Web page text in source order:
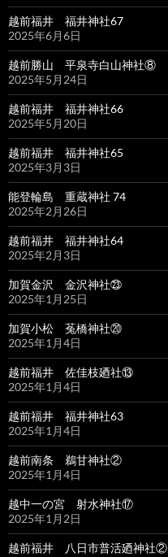
越前福井 福井神社67
2025年6月6日
越前勝山 平泉寺白山神社⑧
2025年5月24日
越前福井 福井神社66
2025年5月20日
越前福井 福井神社65
2025年3月3日
能登輪島 重蔵神社 74
2025年2月26日
越前福井 福井神社64
2025年2月3日
加賀金沢 金沢神社㉓
2025年1月25日
加賀小松 菟橋神社⑳
2025年1月4日
越前福井 佐佳枝廼社⑬
2025年1月4日
越前福井 福井神社63
2025年1月4日
越前南条 鵜甘神社②
2025年1月4日
越中一の宮 射水神社⑰
2025年1月2日
越前福井 八日市普活廼神社②